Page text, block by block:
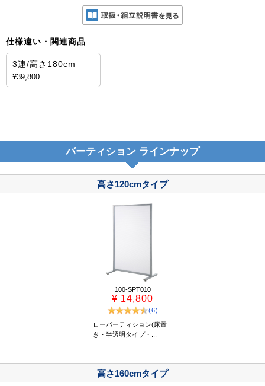
仕様違い・関連商品
3連/高さ180cm
¥39,800
パーティション ラインナップ
高さ120cmタイプ
100-SPT010
¥ 14,800
(6)
ローパーティション(床置
き・半透明タイプ・...
高さ160cmタイプ